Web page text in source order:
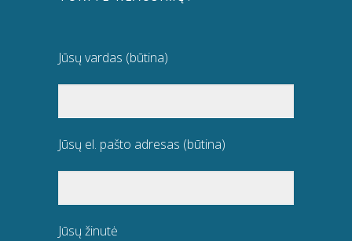
Jūsų vardas (būtina)
Jūsų el. pašto adresas (būtina)
Jūsų žinutė